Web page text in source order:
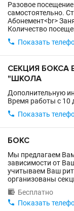
Разовое
самостоятельно.
Абонемент<br>
Количество
 Показать
СЕКЦИЯ БОКСА
"ШКОЛА
Дополнительную
Время работы с 10
 Показать
БОКС
Мы предлагаем
зависимости от
учитываем Ваш
организованы
 Бесплатно
 Показать